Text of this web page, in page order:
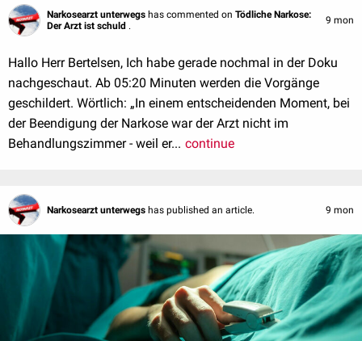
Narkosearzt unterwegs has commented on Tödliche Narkose:
Der Arzt ist schuld . 9 mon
Hallo Herr Bertelsen, Ich habe gerade nochmal in der Doku
nachgeschaut. Ab 05:20 Minuten werden die Vorgänge
geschildert. Wörtlich: „In einem entscheidenden Moment, bei
der Beendigung der Narkose war der Arzt nicht im
Behandlungszimmer - weil er... continue
Narkosearzt unterwegs has published an article. 9 mon